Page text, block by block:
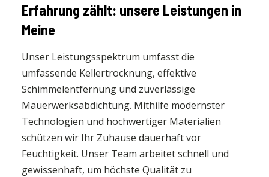
Erfahrung zählt: unsere Leistungen in
Meine
Unser Leistungsspektrum umfasst die
umfassende Kellertrocknung, effektive
Schimmelentfernung und zuverlässige
Mauerwerksabdichtung. Mithilfe modernster
Technologien und hochwertiger Materialien
schützen wir Ihr Zuhause dauerhaft vor
Feuchtigkeit. Unser Team arbeitet schnell und
gewissenhaft, um höchste Qualität zu